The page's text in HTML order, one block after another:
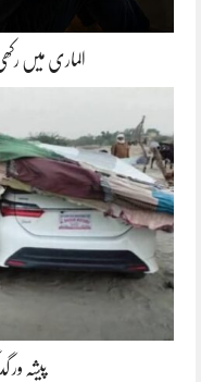
الماری میں
پیشہ ور